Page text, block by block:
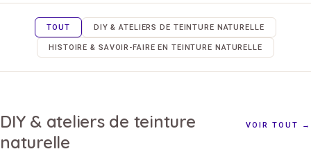
TOUT DIY & ATELIERS DE TEINTURE NATURELLE
HISTOIRE & SAVOIR-FAIRE EN TEINTURE NATURELLE
DIY & ateliers de teinture
naturelle
VOIR TOUT →